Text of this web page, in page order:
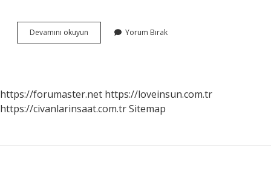
Devamını okuyun
Kahvesi
Kahve
Mi
Yorum Bırak
https://forumaster.net https://loveinsun.com.tr
https://civanlarinsaat.com.trSitemap